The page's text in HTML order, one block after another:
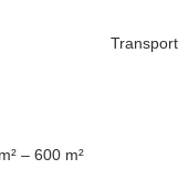
– 600 m²